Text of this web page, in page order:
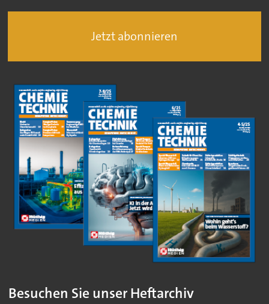
Jetzt abonnieren
Besuchen Sie unser Heftarchiv